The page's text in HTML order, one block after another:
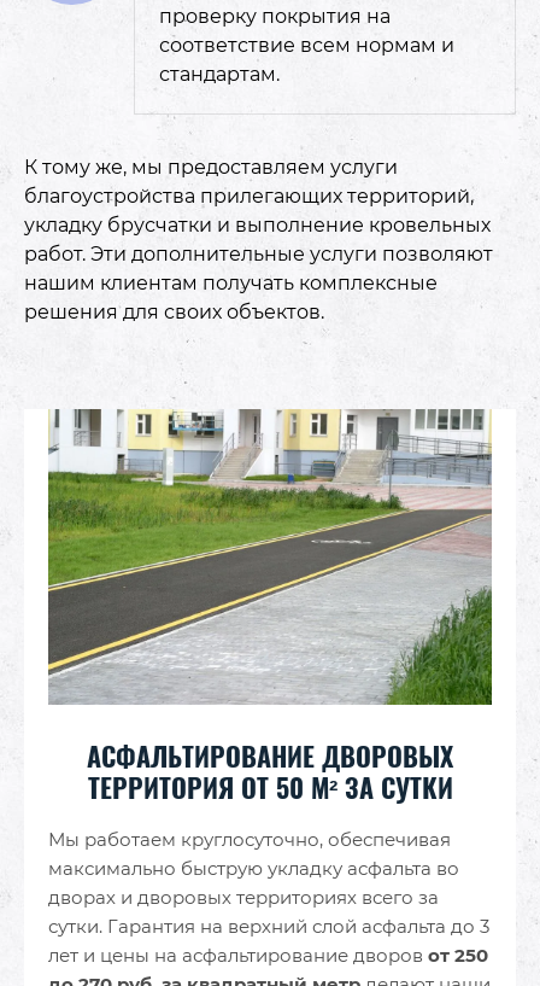
проверку покрытия на
соответствие всем нормам и
стандартам.
К тому же, мы предоставляем услуги
благоустройства прилегающих территорий,
укладку брусчатки и выполнение кровельных
работ. Эти дополнительные услуги позволяют
нашим клиентам получать комплексные
решения для своих объектов.
АСФАЛЬТИРОВАНИЕ ДВОРОВЫХ
ТЕРРИТОРИЯ ОТ 50 М² ЗА СУТКИ
Мы работаем круглосуточно, обеспечивая
максимально быструю укладку асфальта во
дворах и дворовых территориях всего за
сутки. Гарантия на верхний слой асфальта до 3
лет и цены на асфальтирование дворов от 250